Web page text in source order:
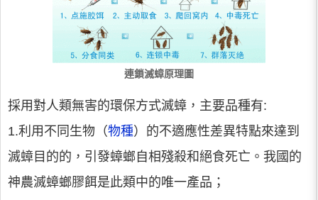
連鎖滅蟑原理圖
採用對人類無害的環保方式滅蟑，主要品種有:
1.利用不同生物（物種）的不適應性差異特點來達到
滅蟑目的的，引發蟑螂自相殘殺和絕食死亡。我國的
神農滅蟑螂膠餌是此類中的唯一產品；